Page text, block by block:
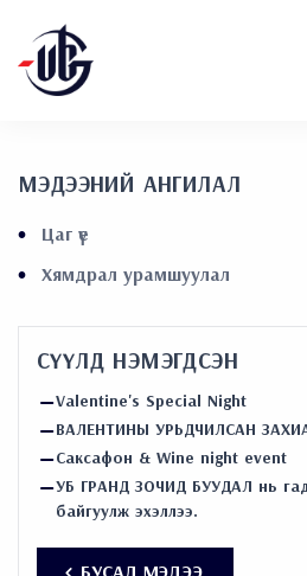
МЭДЭЭНИЙ АНГИЛАЛ
Цаг үе
Хямдрал урамшуулал
СҮҮЛД НЭМЭГДСЭН
Valentine's Special Night
ВАЛЕНТИНЫ УРЬДЧИЛСАН
Саксафон & Wine night event
УБ ГРАНД ЗОЧИД БУУДАЛ нь
байгуулж эхэллээ.